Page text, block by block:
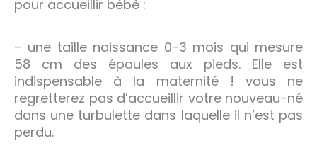
pour accueillir bébé :
– une taille naissance 0-3 mois qui mesure
58 cm des épaules aux pieds. Elle est
indispensable à la maternité ! vous ne
regretterez pas d’accueillir votre nouveau-né
dans une turbulette dans laquelle il n’est pas
perdu.